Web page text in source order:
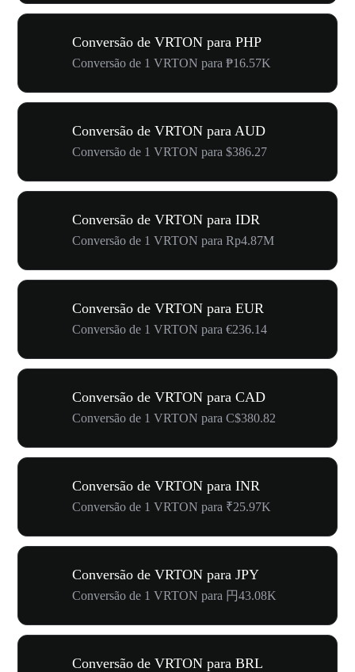
Conversão de VRTON para PHP
Conversão de 1 VRTON para ₱16.57K
Conversão de VRTON para AUD
Conversão de 1 VRTON para $386.27
Conversão de VRTON para IDR
Conversão de 1 VRTON para Rp4.87M
Conversão de VRTON para EUR
Conversão de 1 VRTON para €236.14
Conversão de VRTON para CAD
Conversão de 1 VRTON para C$380.82
Conversão de VRTON para INR
Conversão de 1 VRTON para ₹25.97K
Conversão de VRTON para JPY
Conversão de 1 VRTON para 円43.08K
Conversão de VRTON para BRL